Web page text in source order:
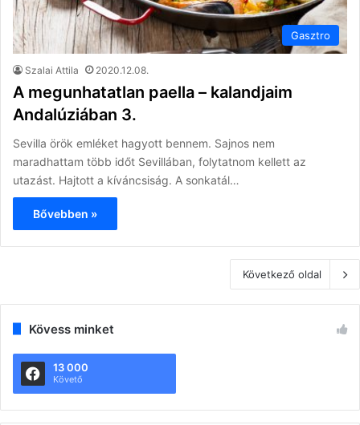
Gasztro
Szalai Attila 2020.12.08.
A megunhatatlan paella – kalandjaim
Andalúziában 3.
Sevilla örök emléket hagyott bennem. Sajnos nem
maradhattam több időt Sevillában, folytatnom kellett az
utazást. Hajtott a kíváncsiság. A sonkatál…
Bővebben »
Következő oldal
Kövess minket
13 000
Követő